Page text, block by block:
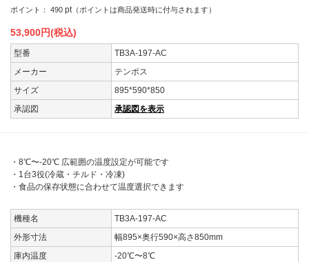
ポイント： 490 pt （ポイントは商品発送時に付与されます）
53,900円(税込)
型番
TB3A-197-AC
メーカー
テンポス
サイズ
895*590*850
承認図
承認図を表示
・8℃〜-20℃ 広範囲の温度設定が可能です
・1台3役(冷蔵・チルド・冷凍)
・食品の保存状態に合わせて温度選択できます
機種名
TB3A-197-AC
外形寸法
幅895×奥行590×高さ850mm
庫内温度
-20℃〜8℃